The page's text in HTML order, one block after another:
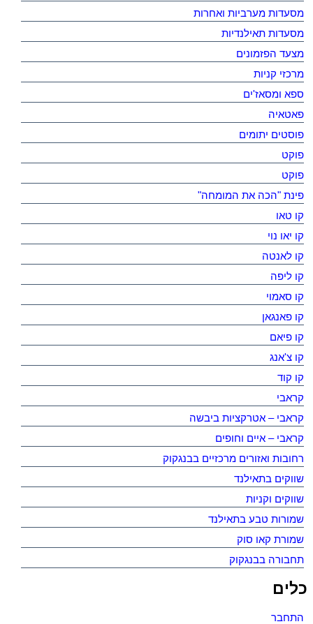
מסעדות מערביות ואחרות
מסעדות תאילנדיות
מצעד הפזמונים
מרכזי קניות
ספא ומסאז'ים
פאטאיה
פוסטים יתומים
פוקט
פוקט
פינת "הכה את המומחה"
קו טאו
קו יאו נוי
קו לאנטה
קו ליפה
קו סאמוי
קו פאנגאן
קו פיאם
קו צ'אנג
קו קוד
קראבי
קראבי – אטרקציות ביבשה
קראבי – איים וחופים
רחובות ואזורים מרכזיים בבנגקוק
שווקים בתאילנד
שווקים וקניות
שמורות טבע בתאילנד
שמורת קאו סוק
תחבורה בבנגקוק
כלים
התחבר